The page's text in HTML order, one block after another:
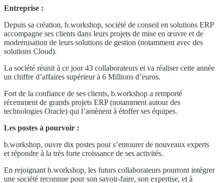
Entreprise :
Depuis sa création, b.workshop, société de conseil en solutions ERP
accompagne ses clients dans leurs projets de mise en œuvre et de
modernisation de leurs solutions de gestion (notamment avec des
solutions Cloud).
La société réunit à ce jour 43 collaborateurs et va réaliser cette année
un chiffre d’affaires supérieur à 6 Millions d’euros.
Fort de la confiance de ses clients, b.workshop a remporté
récemment de grands projets ERP (notamment autour des
technologies Oracle) qui l’amènent à étoffer ses équipes.
Les postes à pourvoir :
b.workshop, ouvre dix postes pour s’entourer de nouveaux experts
et répondre à la très forte croissance de ses activités.
En rejoignant b.workshop, les futurs collaborateurs pourront intégrer
une société reconnue pour son savoir-faire, son expertise, et à